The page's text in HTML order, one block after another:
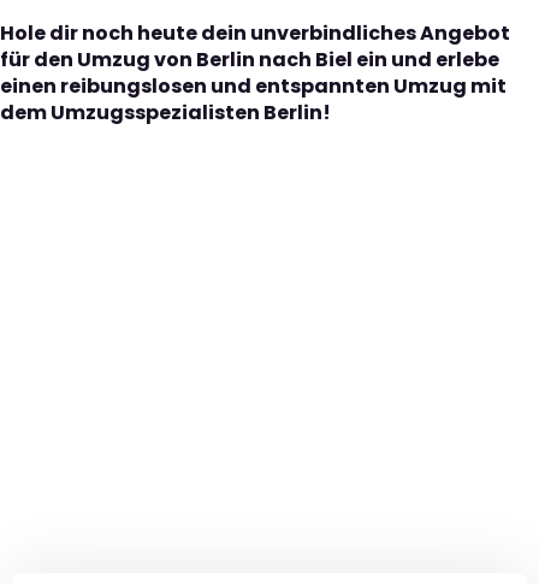
Hole dir noch heute dein unverbindliches Angebot
für den Umzug von Berlin nach Biel ein und erlebe
einen reibungslosen und entspannten Umzug mit
dem Umzugsspezialisten Berlin!